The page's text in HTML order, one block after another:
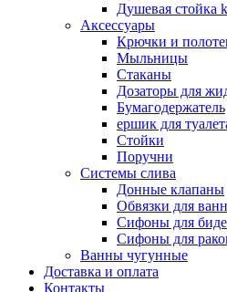
Душевая стойка
Аксессуары
Крючки и
Мыльницы
Стаканы
Дозаторы для
Бумагодержатель
ершик для
Стойки
Поручни
Системы слива
Донные клапаны
Обвязки для
Сифоны для биде
Сифоны для
Ванны чугунные
Доставка и оплата
Контакты